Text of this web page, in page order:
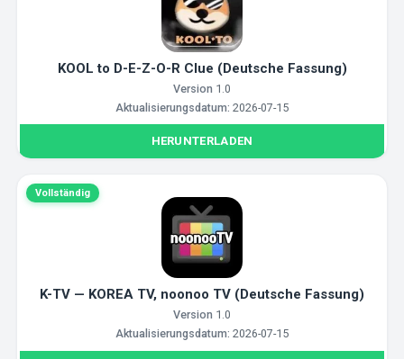
KOOL to D-E-Z-O-R Clue (Deutsche Fassung)
Version 1.0
Aktualisierungsdatum: 2026-07-15
HERUNTERLADEN
Vollständig
K-TV — KOREA TV, noonoo TV (Deutsche Fassung)
Version 1.0
Aktualisierungsdatum: 2026-07-15